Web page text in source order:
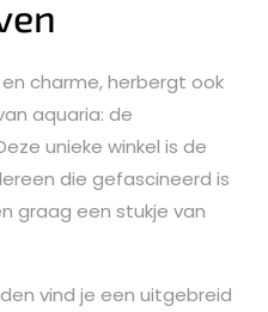
charme, herbergt ook
aquaria: de
unieke winkel is de
die gefascineerd is
graag een stukje van
vind je een uitgebreid